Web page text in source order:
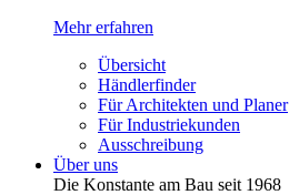
Mehr erfahren
Übersicht
Händlerfinder
Für Architekten und Planer
Für Industriekunden
Ausschreibung
Über uns
Die Konstante am Bau seit 1968